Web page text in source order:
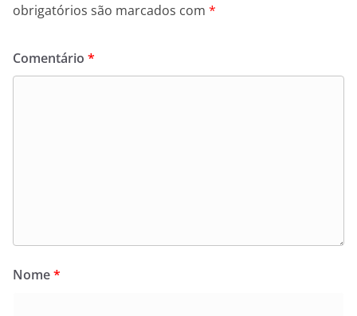
obrigatórios são marcados com *
Comentário *
Nome*